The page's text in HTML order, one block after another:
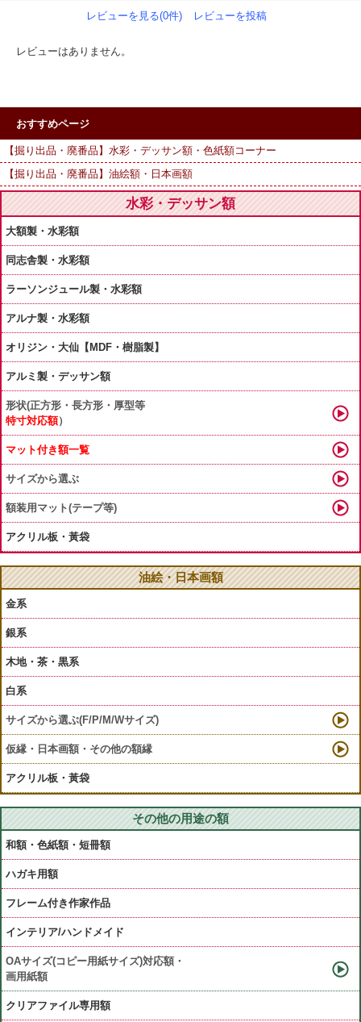
レビューを見る(0件) レビューを投稿
レビューはありません。
おすすめページ
【掘り出品・廃番品】水彩・デッサン額・色紙額コーナー
【掘り出品・廃番品】油絵額・日本画額
水彩・デッサン額
大額製・水彩額
同志舎製・水彩額
ラーソンジュール製・水彩額
アルナ製・水彩額
オリジン・大仙【MDF・樹脂製】
アルミ製・デッサン額
形状(正方形・長方形・厚型等
特寸対応額）
マット付き額一覧
サイズから選ぶ
額装用マット(テープ等)
アクリル板・黃袋
油絵・日本画額
金系
銀系
木地・茶・黒系
白系
サイズから選ぶ(F/P/M/Wサイズ)
仮縁・日本画額・その他の額縁
アクリル板・黃袋
その他の用途の額
和額・色紙額・短冊額
ハガキ用額
フレーム付き作家作品
インテリア/ハンドメイド
OAサイズ(コピー用紙サイズ)対応額・
画用紙額
クリアファイル専用額